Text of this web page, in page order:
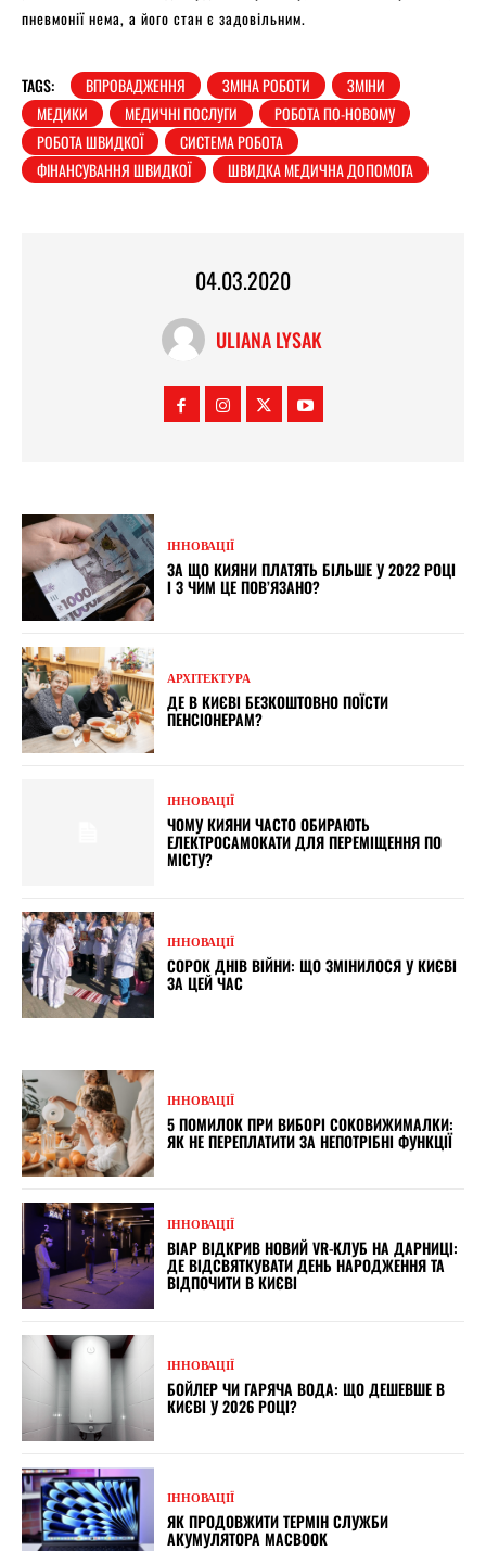
пневмонії нема, а його стан є задовільним.
TAGS: ВПРОВАДЖЕННЯ ЗМІНА РОБОТИ
ЗМІНИ
МЕДИКИ
МЕДИЧНІ ПОСЛУГИ
РОБОТА ПО-НОВОМУ
РОБОТА ШВИДКОЇ
СИСТЕМА РОБОТА
ФІНАНСУВАННЯ ШВИДКОЇ
ШВИДКА МЕДИЧНА ДОПОМОГА
04.03.2020
ULIANA LYSAK
ІННОВАЦІЇ
ЗА ЩО КИЯНИ ПЛАТЯТЬ БІЛЬШЕ У 2022 РОЦІ
І З ЧИМ ЦЕ ПОВ’ЯЗАНО?
АРХІТЕКТУРА
ДЕ В КИЄВІ БЕЗКОШТОВНО ПОЇСТИ
ПЕНСІОНЕРАМ?
ІННОВАЦІЇ
ЧОМУ КИЯНИ ЧАСТО ОБИРАЮТЬ
ЕЛЕКТРОСАМОКАТИ ДЛЯ ПЕРЕМІЩЕННЯ ПО
МІСТУ?
ІННОВАЦІЇ
СОРОК ДНІВ ВІЙНИ: ЩО ЗМІНИЛОСЯ У КИЄВІ
ЗА ЦЕЙ ЧАС
ІННОВАЦІЇ
5 ПОМИЛОК ПРИ ВИБОРІ СОКОВИЖИМАЛКИ:
ЯК НЕ ПЕРЕПЛАТИТИ ЗА НЕПОТРІБНІ ФУНКЦІЇ
ІННОВАЦІЇ
ВІАР ВІДКРИВ НОВИЙ VR-КЛУБ НА ДАРНИЦІ:
ДЕ ВІДСВЯТКУВАТИ ДЕНЬ НАРОДЖЕННЯ ТА
ВІДПОЧИТИ В КИЄВІ
ІННОВАЦІЇ
БОЙЛЕР ЧИ ГАРЯЧА ВОДА: ЩО ДЕШЕВШЕ В
КИЄВІ У 2026 РОЦІ?
ІННОВАЦІЇ
ЯК ПРОДОВЖИТИ ТЕРМІН СЛУЖБИ
АКУМУЛЯТОРА MACBOOK